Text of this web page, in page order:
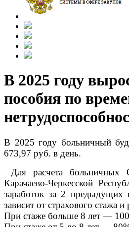
В 2025 году
пособия по
В 2025 году больничный
673,97 руб. в день.
Для расчета
Карачаево-Черкесской
заработок за 2 предыдущих
зависит от страхового стажа
При стаже больше 8 лет —